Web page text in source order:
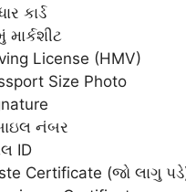
કાર્ડ
માર્કશીટ
License (HMV)
Size Photo
નંબર
ID
Certificate (જો લાગુ